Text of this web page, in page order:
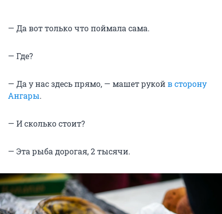
— Да вот только что поймала сама.
— Где?
— Да у нас здесь прямо, — машет рукойв сторону
Ангары.
— И сколько стоит?
— Эта рыба дорогая, 2 тысячи.